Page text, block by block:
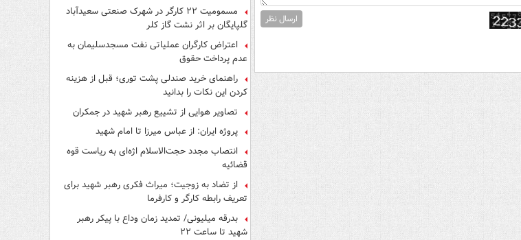
ارسال نظر
مسمومیت ۲۲ کارگر در شهرک صنعتی سعیدآباد
گلپایگان بر اثر نشت گاز کلر
اعتراض کارگران عملیاتی نفت مسجدسلیمان به
عدم پرداخت حقوق
راهنمای خرید صندلی پشت توری؛ قبل از هزینه
کردن این نکات را بدانید
تصاویر هوایی از تشییع رهبر شهید در جمکران
پروژه ایران: از عباس میرزا تا امام شهید
انتصاب مجدد حجت‌الاسلام اژه‌ای به ریاست قوه‌
قضائیه
از تضاد به زوجیت؛ میراث فکری رهبر شهید برای
تعریف رابطه کارگر و کارفرما
بدرقه میلیونی/ تمدید زمان وداع با پیکر رهبر
شهید تا ساعت ۲۲